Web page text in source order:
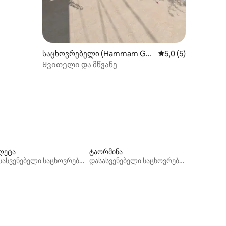
საცხოვრებელი (Hammam Gh
ezèze)
საშუალო
5,0 (5)
Ყვითელი და მწვანე
დასასვენებელი საცხოვრებლები
ტაორმინა
დასასვენებელი საცხოვრებლები